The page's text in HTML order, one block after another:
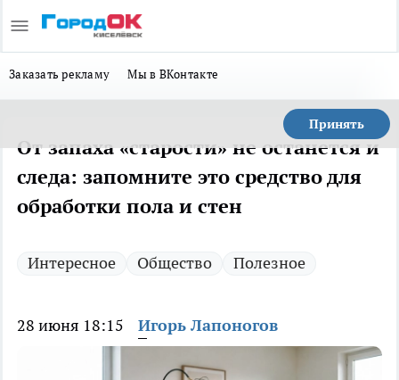
Заказать рекламу Мы в ВКонтакте
Принять
От запаха «старости» не останется и
следа: запомните это средство для
обработки пола и стен
Интересное Общество Полезное
28 июня 18:15 Игорь Лапоногов